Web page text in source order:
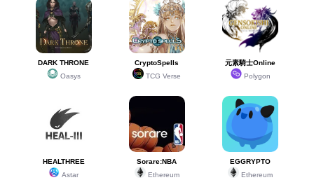
DARK THRONE
Oasys
CryptoSpells
TCG Verse
元素騎士Online
Polygon
HEALTHREE
Astar
Sorare:NBA
Ethereum
EGGRYPTO
Ethereum